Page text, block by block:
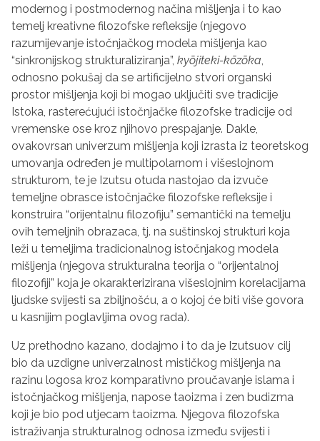
modernog i postmodernog načina mišljenja i to kao
temelj kreativne filozofske refleksije (njegovo
razumijevanje istočnjačkog modela mišljenja kao
“sinkronijskog strukturaliziranja”, kyōjiteki-kōzōka,
odnosno pokušaj da se artificijelno stvori organski
prostor mišljenja koji bi mogao uključiti sve tradicije
Istoka, rasterećujući istočnjačke filozofske tradicije od
vremenske ose kroz njihovo prespajanje. Dakle,
ovakovrsan univerzum mišljenja koji izrasta iz teoretskog
umovanja određen je multipolarnom i višeslojnom
strukturom, te je Izutsu otuda nastojao da izvuče
temeljne obrasce istočnjačke filozofske refleksije i
konstruira “orijentalnu filozofiju” semantički na temelju
ovih temeljnih obrazaca, tj. na suštinskoj strukturi koja
leži u temeljima tradicionalnog istočnjakog modela
mišljenja (njegova strukturalna teorija o “orijentalnoj
filozofiji” koja je okarakterizirana višeslojnim korelacijama
ljudske svijesti sa zbiljnošću, a o kojoj će biti više govora
u kasnijim poglavljima ovog rada).
Uz prethodno kazano, dodajmo i to da je Izutsuov cilj
bio da uzdigne univerzalnost mističkog mišljenja na
razinu logosa kroz komparativno proučavanje islama i
istočnjačkog mišljenja, napose taoizma i zen budizma
koji je bio pod utjecam taoizma. Njegova filozofska
istraživanja strukturalnog odnosa između svijesti i